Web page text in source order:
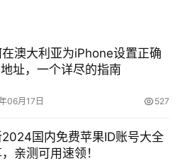
澳大利亚为iPhone设置正确
址，一个详尽的指南
06月17日 527
国内免费苹果ID账号大全
亲测可用速领！